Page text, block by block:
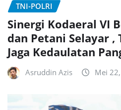
TNI-POLRI
Sinergi Kodaeral VI
dan Petani Selayar ,
Jaga Kedaulatan
Asruddin Azis Mei